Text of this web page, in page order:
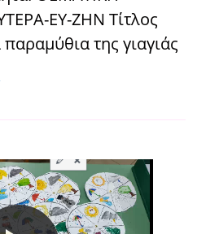
ΕΥ-ΖΗΝ Τίτλος
της γιαγιάς